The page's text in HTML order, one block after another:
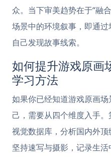
众。当下审美趋势在于“融
场景中的环境叙事，即通
自己发现故事线索。
如何提升游戏原画
学习方法
如果你已经知道游戏原画
己，需要从四个维度入手
视觉数据库，分析国内外顶
坚持速写与摄影，记录生